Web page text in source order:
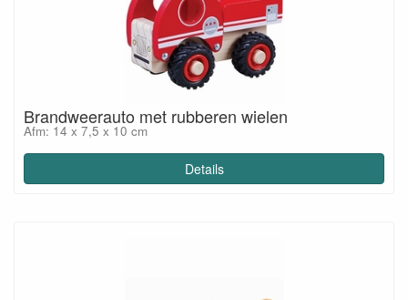
Brandweerauto met rubberen wielen
Afm: 14 x 7,5 x 10 cm
Details